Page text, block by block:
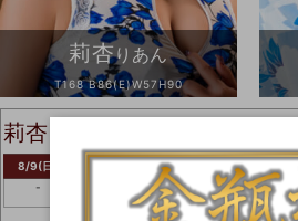
莉杏りあん
T168 B86(E)W57H90
莉杏
8/9(日)
-
8/11(火)
09:00 -
15:30
8/12(水)
-